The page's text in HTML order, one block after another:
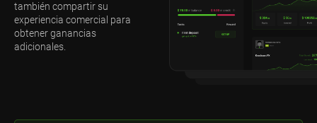
también compartir su
experiencia comercial para
obtener ganancias
adicionales.